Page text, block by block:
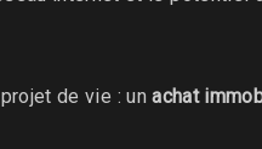
de vie : unachat